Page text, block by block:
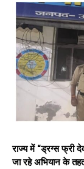
राज्य में “ड्रग्स फ्री
जा रहे अभियान के